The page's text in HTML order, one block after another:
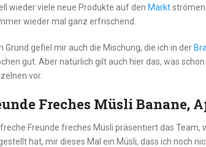
wieder viele neue Produkte auf den Markt
wieder mal ganz erfrischend.
Grund gefiel mir auch die Mischung, die ich in der
gut. Aber natürlich gilt auch hier das, was
vor.
Freches Müsli Banane,
Freunde freches Müsli präsentiert das Team,
hat, mir dieses Mal ein Müsli, dass ich noch